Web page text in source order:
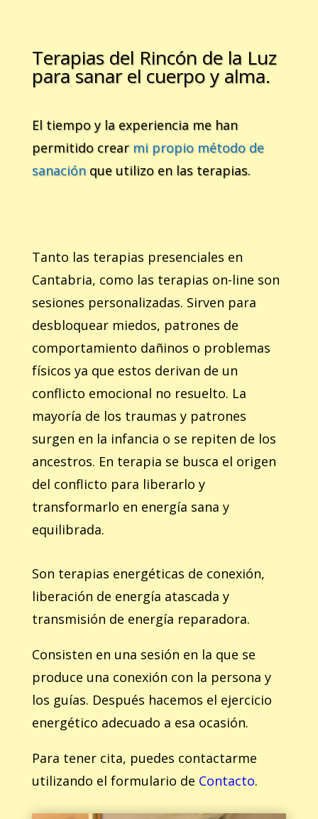
Terapias del Rincón de la Luz
para sanar el cuerpo y alma.
El tiempo y la experiencia me han
permitido crear mi propio método de
sanaciónque utilizo en las terapias.
Tanto las terapias presenciales en
Cantabria, como las terapias on-line son
sesiones personalizadas. Sirven para
desbloquear miedos, patrones de
comportamiento dañinos o problemas
físicos ya que estos derivan de un
conflicto emocional no resuelto. La
mayoría de los traumas y patrones
surgen en la infancia o se repiten de los
ancestros. En terapia se busca el origen
del conflicto para liberarlo y
transformarlo en energía sana y
equilibrada.
Son terapias energéticas de conexión,
liberación de energía atascada y
transmisión de energía reparadora.
Consisten en una sesión en la que se
produce una conexión con la persona y
los guías. Después hacemos el ejercicio
energético adecuado a esa ocasión.
Para tener cita, puedes contactarme
utilizando el formulario de Contacto.